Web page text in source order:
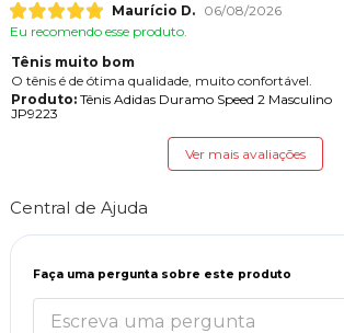
Maurício D.
06/08/2026
Eu recomendo esse produto.
Tênis muito bom
O tênis é de ótima qualidade, muito confortável.
Produto:Tênis Adidas Duramo Speed 2 Masculino
JP9223
Ver mais avaliações
Central de Ajuda
Faça uma pergunta sobre este produto